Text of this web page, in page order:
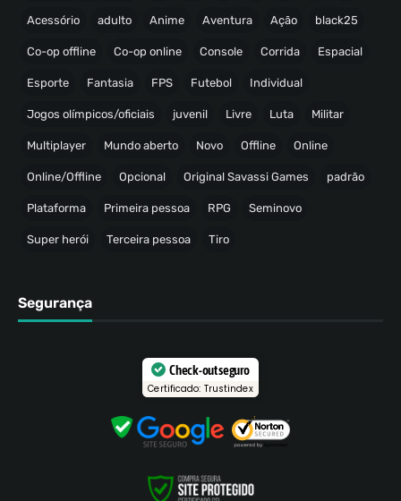
Acessório adulto Anime Aventura Ação black25
Co-op offline Co-op online Console Corrida Espacial
Esporte Fantasia FPS Futebol Individual
Jogos olímpicos/oficiais juvenil Livre Luta Militar
Multiplayer Mundo aberto Novo Offline Online
Online/Offline Opcional Original Savassi Games padrão
Plataforma Primeira pessoa RPG Seminovo
Super herói Terceira pessoa Tiro
Segurança
Check-out seguro
Certificado: Trustindex